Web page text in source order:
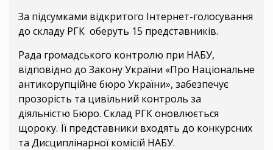
За підсумками відкритого Інтернет-голосування
до складу РГК оберуть 15 представників.
Рада громадського контролю при НАБУ,
відповідно до Закону України «Про Національне
антикорупційне бюро України», забезпечує
прозорість та цивільний контроль за
діяльністю Бюро. Склад РГК оновлюється
щороку. Її представники входять до конкурсних
та Дисциплінарної комісій НАБУ.